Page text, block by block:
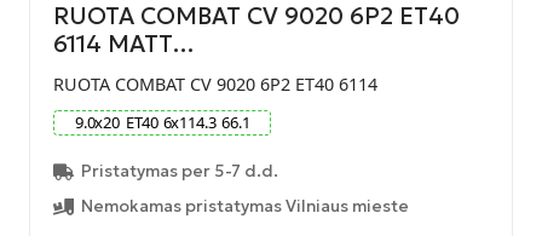
RUOTA COMBAT CV 9020 6P2 ET40
6114 MATT…
RUOTA COMBAT CV 9020 6P2 ET40 6114
9.0x20 ET40 6x114.3 66.1
Pristatymas per 5-7 d.d.
Nemokamas pristatymas Vilniaus mieste